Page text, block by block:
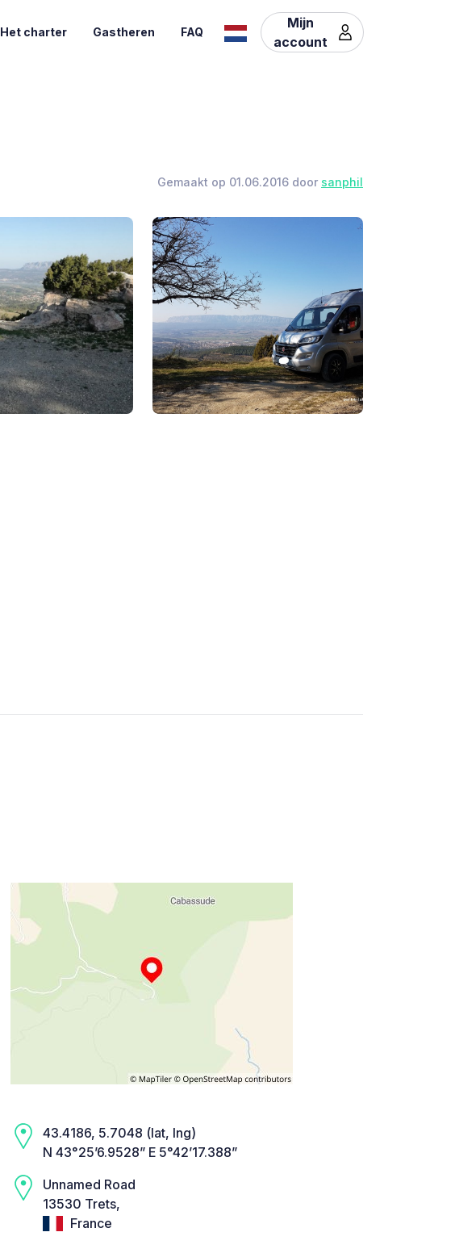
Het charter Gastheren FAQ
Mijn
account
Gemaakt op 01.06.2016 door sanphil
43.4186, 5.7048 (lat, lng)
N 43°25’6.9528” E 5°42’17.388”
Unnamed Road
13530 Trets,
France